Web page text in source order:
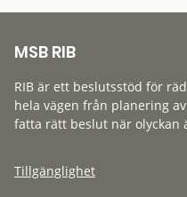
MSB RIB
RIB är ett beslutsstöd för
hela vägen från planering
fatta rätt beslut när olyckan
Tillgänglighet